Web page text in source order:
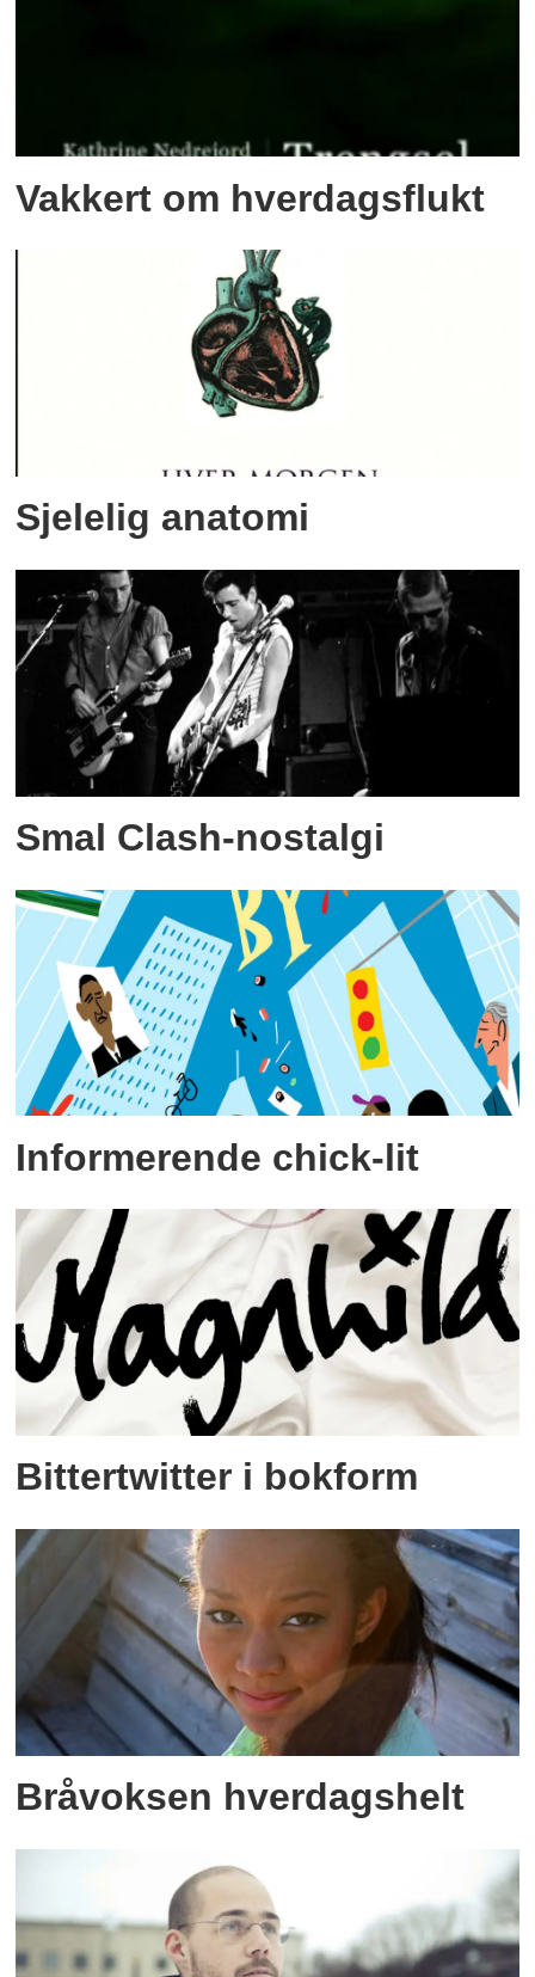
Vakkert om hverdagsflukt
Sjelelig anatomi
Smal Clash-nostalgi
Informerende chick-lit
Bittertwitter i bokform
Bråvoksen hverdagshelt